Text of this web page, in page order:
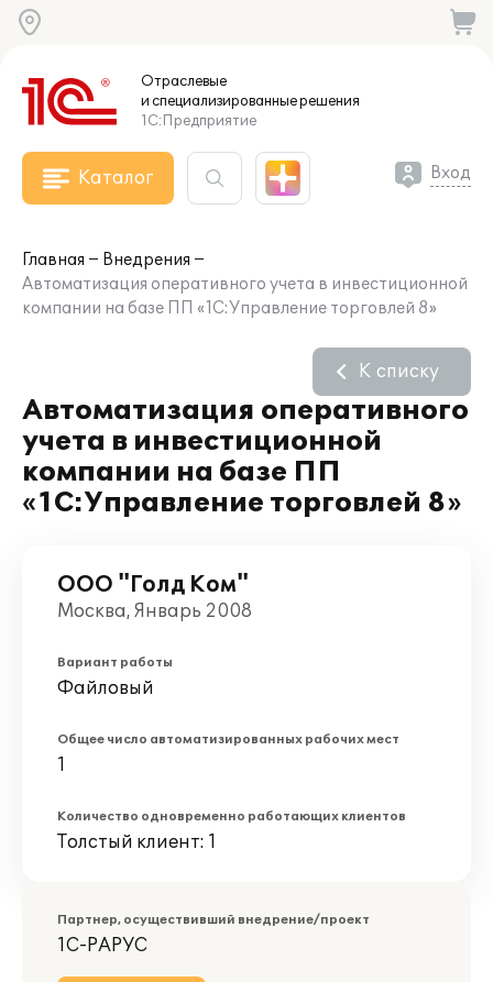
Отраслевые
и специализированныерешения
1С:Предприятие
Каталог Вход
Главная
Внедрения
Автоматизация оперативного учета в инвестиционной
компании на базе ПП «1С:Управление торговлей 8»
Автоматизация оперативного
учета в инвестиционной
компании на базе ПП
«1С:Управление торговлей 8»
К списку
ООО "Голд Ком"
Москва, Январь 2008
Вариант работы
Файловый
Общее число автоматизированных рабочих мест
1
Количество одновременно работающих клиентов
Толстый клиент: 1
Партнер, осуществивший внедрение/проект
1С-РАРУС